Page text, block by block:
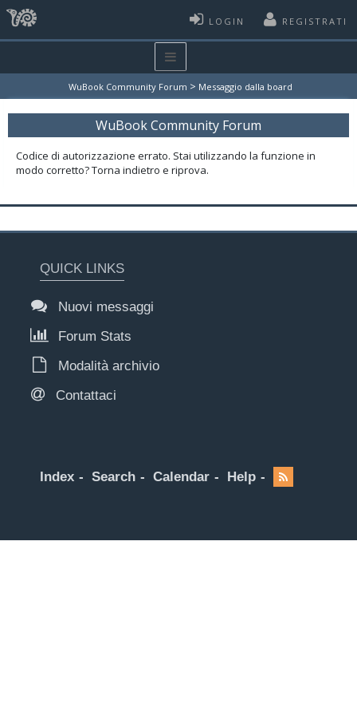
LOGIN REGISTRATI
WuBook Community Forum > Messaggio dalla board
WuBook Community Forum
Codice di autorizzazione errato. Stai utilizzando la funzione in
modo corretto? Torna indietro e riprova.
QUICK LINKS
Nuovi messaggi
Forum Stats
Modalità archivio
Contattaci
Index Search Calendar Help